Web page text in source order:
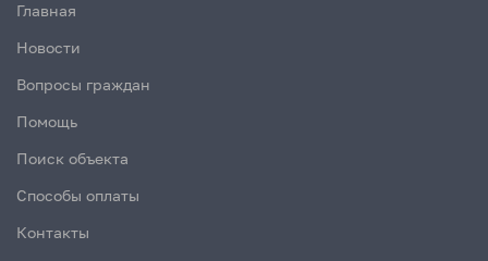
Главная
Новости
Вопросы граждан
Помощь
Поиск объекта
Способы оплаты
Контакты